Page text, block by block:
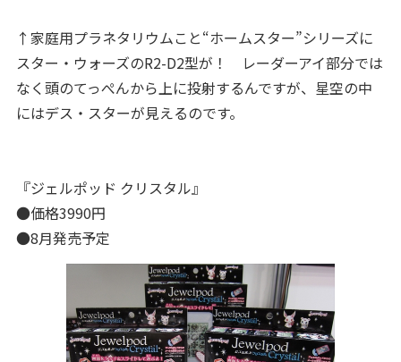
↑家庭用プラネタリウムこと“ホームスター”シリーズに
スター・ウォーズのR2-D2型が！ レーダーアイ部分では
なく頭のてっぺんから上に投射するんですが、星空の中
にはデス・スターが見えるのです。
『ジェルポッド クリスタル』
●価格3990円
●8月発売予定